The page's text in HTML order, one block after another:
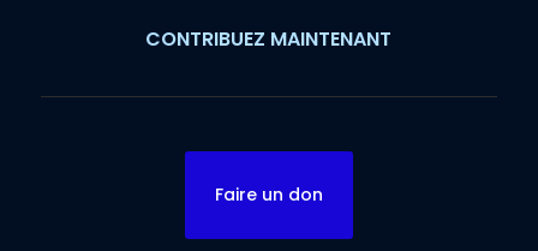
CONTRIBUEZ MAINTENANT
Faire un don